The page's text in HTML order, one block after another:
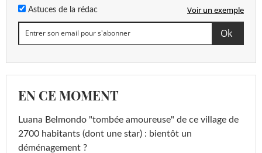
Astuces de la rédac Voir un exemple
EN CE MOMENT
Luana Belmondo "tombée amoureuse" de ce village de
2700 habitants (dont une star) : bientôt un
déménagement ?